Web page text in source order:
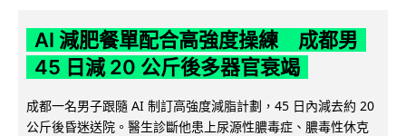
AI 減肥餐單配合高強度操練 成都男
45 日減 20 公斤後多器官衰竭
成都一名男子跟隨 AI 制訂高強度減脂計劃，45 日內減去約 20
公斤後昏迷送院。醫生診斷他患上尿源性膿毒症、膿毒性休克